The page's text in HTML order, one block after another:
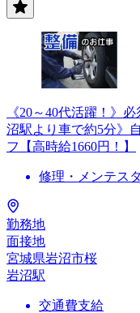
《20～40代活躍！》
沼駅より車で約5分》
フ【高時給1660円！】
修理・メンテス
勤務地
面接地
宮城県岩沼市桜
岩沼駅
交通費支給